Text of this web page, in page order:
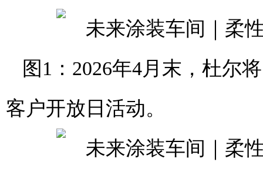
图1：2026年4月末，杜尔
客户开放日活动。